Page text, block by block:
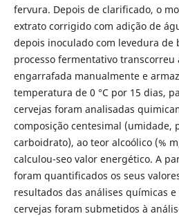
fervura. Depois de clarificado, o
extrato corrigido com adição de
depois inoculado com levedura de
processo fermentativo transcorreu
engarrafada manualmente e
temperatura de 0 °C por 15 dias,
cervejas foram analisadas
composição centesimal (umidade,
carboidrato), ao teor alcoólico (%
calculou-seo valor energético. A
foram quantificados os seus
resultados das análises químicas
cervejas foram submetidos à